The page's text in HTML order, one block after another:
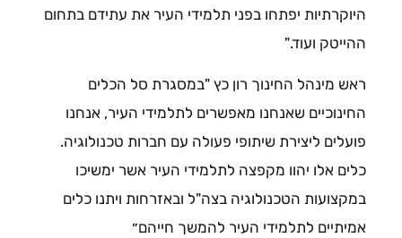
היוקרתיות יפתחו בפני תלמידי העיר את עתידם בתחום
ההייטק ועוד."
ראש מינהל החינוך רון כץ "במסגרת סל הכלים
החינוכיים שאנחנו מאפשרים לתלמידי העיר, אנחנו
פועלים ליצירת שיתופי פעולה עם חברות טכנולוגיה.
כלים אלו יהוו מקפצה לתלמידי העיר אשר ימשיכו
במקצועות הטכנולוגיה בצה"ל ובאזרחות ויתנו כלים
אמיתיים לתלמידי העיר להמשך חייהם״